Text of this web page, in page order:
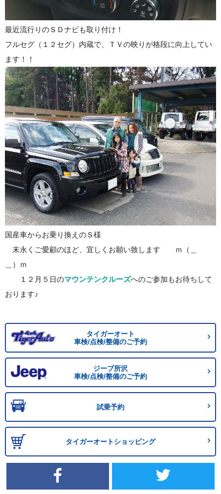
最近流行りのＳＤナビも取り付け！
フルセグ（１２セグ）内蔵で、ＴＶの映りが格段に向上してい
ます！！
国産車からお乗り換えのＳ様
末永くご愛顧のほど、宜しくお願い致します ｍ（＿
＿）ｍ
１２月５日のマウンテンクルーズへのご参加もお待ちして
おります♪
タイガーオート
車検/点検/整備のご予約
ジープ所沢
車検/点検/整備のご予約
試乗予約
タイガーオートショッピング